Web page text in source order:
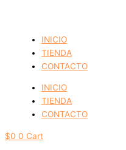
INICIO
TIENDA
CONTACTO
INICIO
TIENDA
CONTACTO
$0 0 Cart